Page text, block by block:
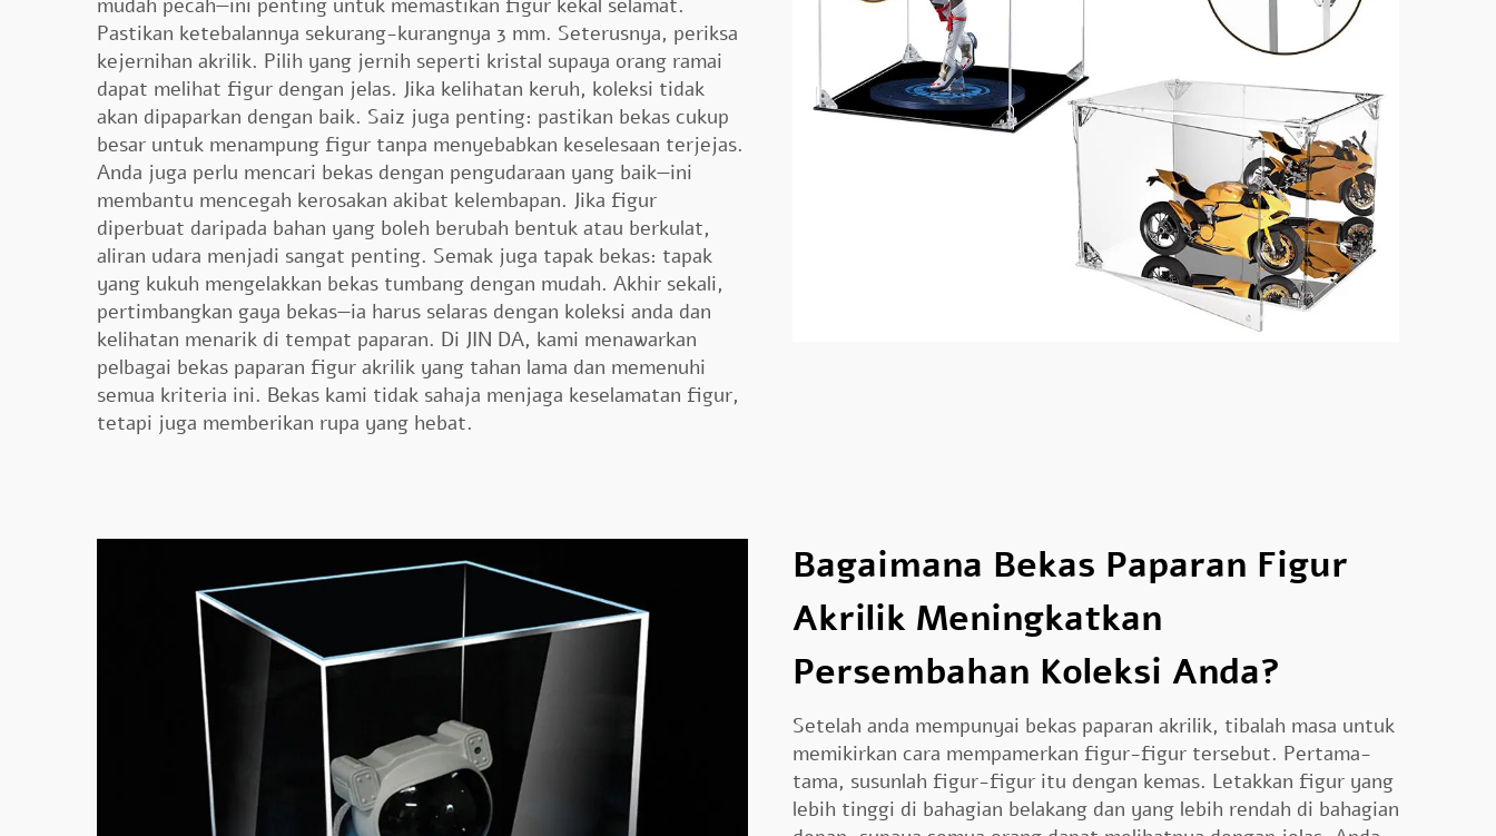
mudah pecah—ini penting untuk memastikan figur kekal selamat.
Pastikan ketebalannya sekurang-kurangnya 3 mm. Seterusnya, periksa
kejernihan akrilik. Pilih yang jernih seperti kristal supaya orang ramai
dapat melihat figur dengan jelas. Jika kelihatan keruh, koleksi tidak
akan dipaparkan dengan baik. Saiz juga penting: pastikan bekas cukup
besar untuk menampung figur tanpa menyebabkan keselesaan terjejas.
Anda juga perlu mencari bekas dengan pengudaraan yang baik—ini
membantu mencegah kerosakan akibat kelembapan. Jika figur
diperbuat daripada bahan yang boleh berubah bentuk atau berkulat,
aliran udara menjadi sangat penting. Semak juga tapak bekas: tapak
yang kukuh mengelakkan bekas tumbang dengan mudah. Akhir sekali,
pertimbangkan gaya bekas—ia harus selaras dengan koleksi anda dan
kelihatan menarik di tempat paparan. Di JIN DA, kami menawarkan
pelbagai bekas paparan figur akrilik yang tahan lama dan memenuhi
semua kriteria ini. Bekas kami tidak sahaja menjaga keselamatan figur,
tetapi juga memberikan rupa yang hebat.
Bagaimana Bekas Paparan Figur
Akrilik Meningkatkan
Persembahan Koleksi Anda?
Setelah anda mempunyai bekas paparan akrilik, tibalah masa untuk
memikirkan cara mempamerkan figur-figur tersebut. Pertama-
tama, susunlah figur-figur itu dengan kemas. Letakkan figur yang
lebih tinggi di bahagian belakang dan yang lebih rendah di bahagian